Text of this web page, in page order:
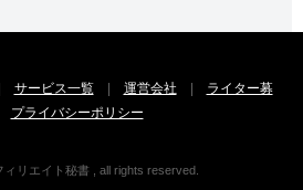
サービス一覧| 運営会社 |
ライター募
プライバシーポリシー
リエイト秘書 , all rights reserved.